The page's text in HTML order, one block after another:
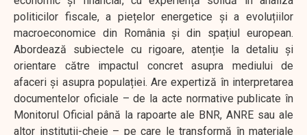
politicilor fiscale, a piețelor energetice și a evoluțiilor
macroeconomice din România și din spațiul european.
Abordează subiectele cu rigoare, atenție la detaliu și
orientare către impactul concret asupra mediului de
afaceri și asupra populației. Are expertiză în interpretarea
documentelor oficiale – de la acte normative publicate în
Monitorul Oficial până la rapoarte ale BNR, ANRE sau ale
altor instituții-cheie – pe care le transformă în materiale